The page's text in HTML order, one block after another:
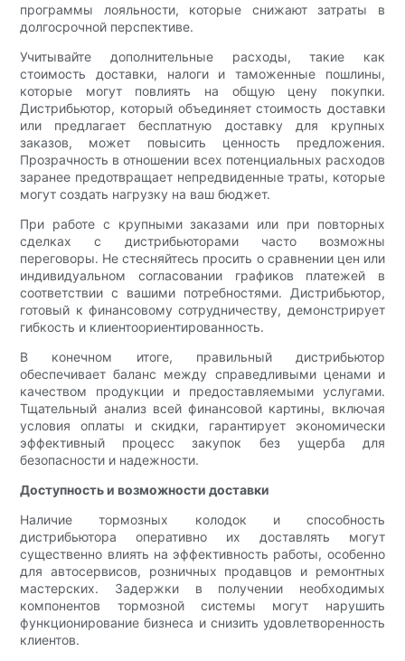
программы лояльности, которые снижают затраты в
долгосрочной перспективе.
Учитывайте дополнительные расходы, такие как
стоимость доставки, налоги и таможенные пошлины,
которые могут повлиять на общую цену покупки.
Дистрибьютор, который объединяет стоимость доставки
или предлагает бесплатную доставку для крупных
заказов, может повысить ценность предложения.
Прозрачность в отношении всех потенциальных расходов
заранее предотвращает непредвиденные траты, которые
могут создать нагрузку на ваш бюджет.
При работе с крупными заказами или при повторных
сделках с дистрибьюторами часто возможны
переговоры. Не стесняйтесь просить о сравнении цен или
индивидуальном согласовании графиков платежей в
соответствии с вашими потребностями. Дистрибьютор,
готовый к финансовому сотрудничеству, демонстрирует
гибкость и клиентоориентированность.
В конечном итоге, правильный дистрибьютор
обеспечивает баланс между справедливыми ценами и
качеством продукции и предоставляемыми услугами.
Тщательный анализ всей финансовой картины, включая
условия оплаты и скидки, гарантирует экономически
эффективный процесс закупок без ущерба для
безопасности и надежности.
Доступность и возможности доставки
Наличие тормозных колодок и способность
дистрибьютора оперативно их доставлять могут
существенно влиять на эффективность работы, особенно
для автосервисов, розничных продавцов и ремонтных
мастерских. Задержки в получении необходимых
компонентов тормозной системы могут нарушить
функционирование бизнеса и снизить удовлетворенность
клиентов.